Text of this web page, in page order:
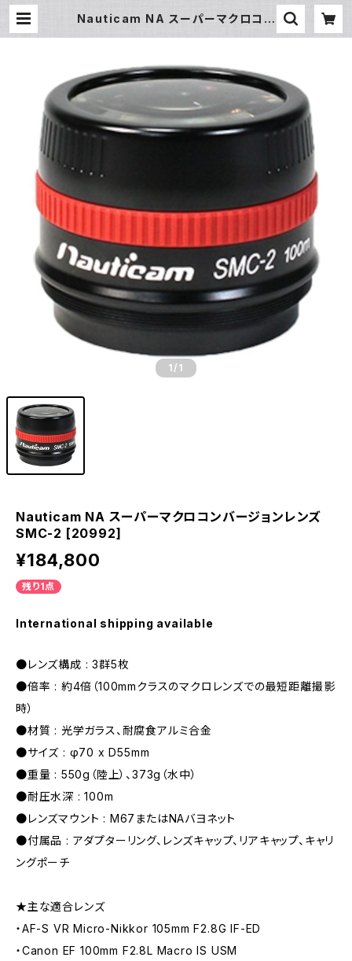
Nauticam NA スーパーマクロコン
1 /1
Nauticam NA スーパーマクロコンバージョンレンズ
SMC-2 [20992]
¥184,800
残り1点
International shipping available
●レンズ構成 : 3群5枚
●倍率 : 約4倍（100mmクラスのマクロレンズでの最短距離撮影
時）
●材質 : 光学ガラス、耐腐食アルミ合金
●サイズ : φ70 x D55mm
●重量 : 550g（陸上）、373g（水中）
●耐圧水深 : 100m
●レンズマウント : M67またはNAバヨネット
●付属品 : アダプターリング、レンズキャップ、リアキャップ、キャリ
ングポーチ
★主な適合レンズ
・AF-S VR Micro-Nikkor 105mm F2.8G IF-ED
・Canon EF 100mm F2.8L Macro IS USM